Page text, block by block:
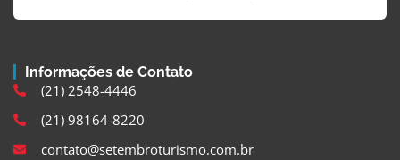
Informações de Contato
(21) 2548-4446
(21) 98164-8220
contato@setembroturismo.com.br